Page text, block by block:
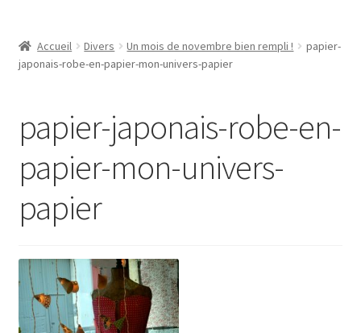
A propos
Accueil Divers Un mois de novembre bien rempli !
papier-
japonais-robe-en-papier-mon-univers-papier
papier-japonais-robe-en-
papier-mon-univers-
papier